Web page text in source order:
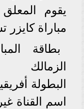
يقوم
مباراة كايزر
الزمالك
البطولة
اسم القناة